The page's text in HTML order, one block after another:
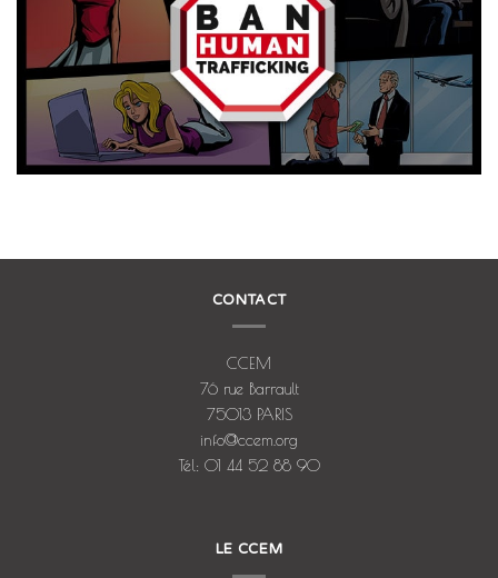
CONTACT
CCEM
76 rue Barrault
75013 PARIS
info@ccem.org
Tél: 01 44 52 88 90
LE CCEM